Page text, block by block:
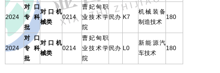
2024
对口
专科
批
对口机
械类
0214
曹妃甸职
业技术学
院
民办 K7
机械装备
制造技术
180
2024
对口
专科
批
对口机
械类
0214
曹妃甸职
业技术学
院
民办 L0
新能源汽
车技术
180